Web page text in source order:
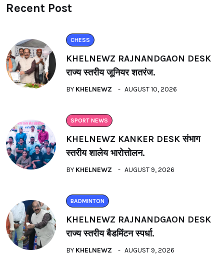
Recent Post
CHESS
KHELNEWZ RAJNANDGAON DESK
राज्य स्तरीय जूनियर शतरंज.
BY KHELNEWZ AUGUST 10, 2026
SPORT NEWS
KHELNEWZ KANKER DESK संभाग
स्तरीय शालेय भारोत्तोलन.
BY KHELNEWZ AUGUST 9, 2026
BADMINTON
KHELNEWZ RAJNANDGAON DESK
राज्य स्तरीय बैडमिंटन स्पर्धा.
BY KHELNEWZ AUGUST 9, 2026